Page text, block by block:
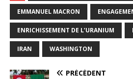
EMMANUEL MACRON
ENRICHISSEMENT DE L’URANIUM
IRAN WASHINGTON
PRÉCÉDENT